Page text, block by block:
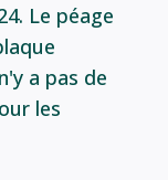
Le péage
a pas de
les